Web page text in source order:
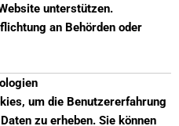
unterstützen.
an Behörden oder
um die Benutzererfahrung
zu erheben. Sie können